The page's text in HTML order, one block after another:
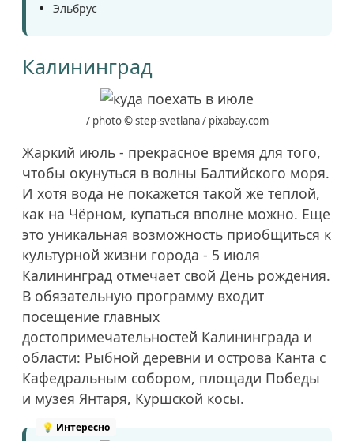
Эльбрус
Калининград
/ photo © step-svetlana / pixabay.com
Жаркий июль - прекрасное время для того,
чтобы окунуться в волны Балтийского моря.
И хотя вода не покажется такой же теплой,
как на Чёрном, купаться вполне можно. Еще
это уникальная возможность приобщиться к
культурной жизни города - 5 июля
Калининград отмечает свой День рождения.
В обязательную программу входит
посещение главных
достопримечательностей Калининграда и
области: Рыбной деревни и острова Канта с
Кафедральным собором, площади Победы
и музея Янтаря, Куршской косы.